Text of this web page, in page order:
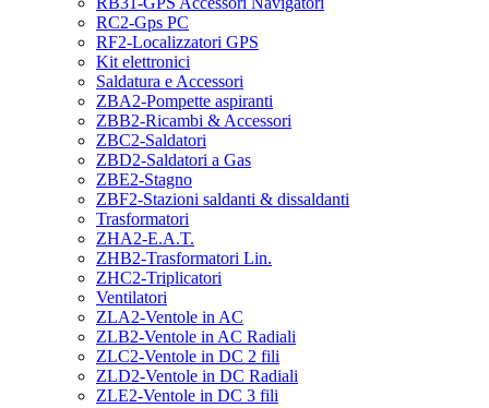
RC2-Gps PC
RF2-Localizzatori GPS
Kit elettronici
Saldatura e Accessori
ZBA2-Pompette aspiranti
ZBB2-Ricambi & Accessori
ZBC2-Saldatori
ZBD2-Saldatori a Gas
ZBE2-Stagno
ZBF2-Stazioni saldanti & dissaldanti
Trasformatori
ZHA2-E.A.T.
ZHB2-Trasformatori Lin.
ZHC2-Triplicatori
Ventilatori
ZLA2-Ventole in AC
ZLB2-Ventole in AC Radiali
ZLC2-Ventole in DC 2 fili
ZLD2-Ventole in DC Radiali
ZLE2-Ventole in DC 3 fili